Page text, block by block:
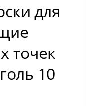
для
точек
10